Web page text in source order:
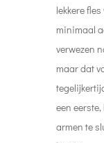
lekkere
minimaal
verwezen
maar dat
een
armen te